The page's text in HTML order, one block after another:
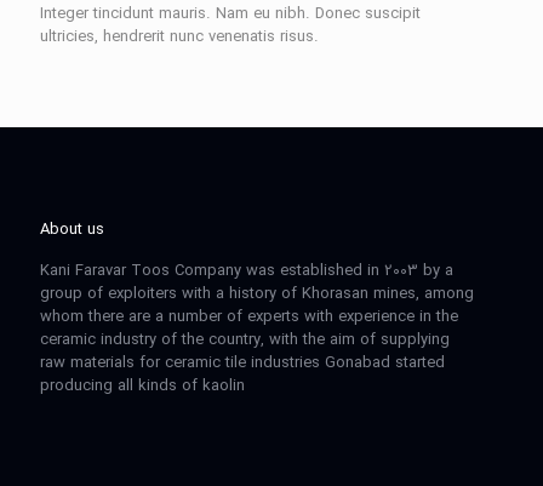
Integer tincidunt mauris. Nam eu nibh. Donec suscipit
ultricies, hendrerit nunc venenatis risus.
About us
Kani Faravar Toos Company was established in 2003 by a
group of exploiters with a history of Khorasan mines, among
whom there are a number of experts with experience in the
ceramic industry of the country, with the aim of supplying
raw materials for ceramic tile industries Gonabad started
producing all kinds of kaolin